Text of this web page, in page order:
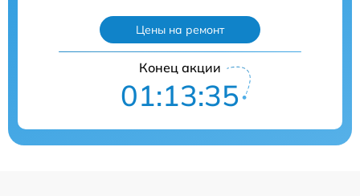
Цены на ремонт
Конец акции
01:13:35